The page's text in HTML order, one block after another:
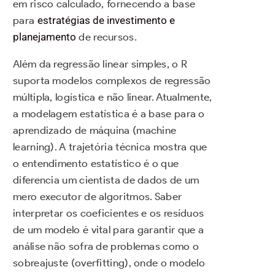
em risco calculado, fornecendo a base
para estratégias de investimento e
planejamento de recursos.
Além da regressão linear simples, o R
suporta modelos complexos de regressão
múltipla, logística e não linear. Atualmente,
a modelagem estatística é a base para o
aprendizado de máquina (machine
learning). A trajetória técnica mostra que
o entendimento estatístico é o que
diferencia um cientista de dados de um
mero executor de algoritmos. Saber
interpretar os coeficientes e os resíduos
de um modelo é vital para garantir que a
análise não sofra de problemas como o
sobreajuste (overfitting), onde o modelo